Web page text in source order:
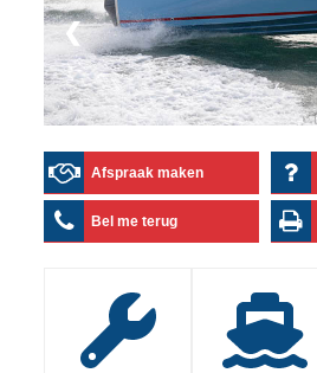
❮
Afspraak maken
Bel me terug